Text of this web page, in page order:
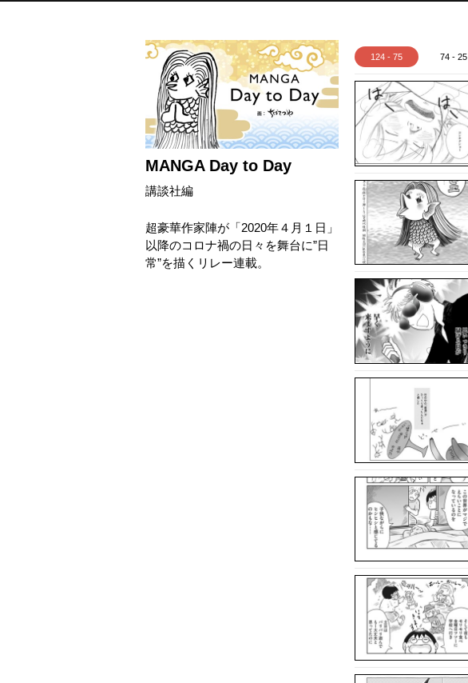
MANGA Day to Day
講談社編
超豪華作家陣が「2020年４月１日」
以降のコロナ禍の日々を舞台に”日
常”を描くリレー連載。
124 - 75 74 - 25